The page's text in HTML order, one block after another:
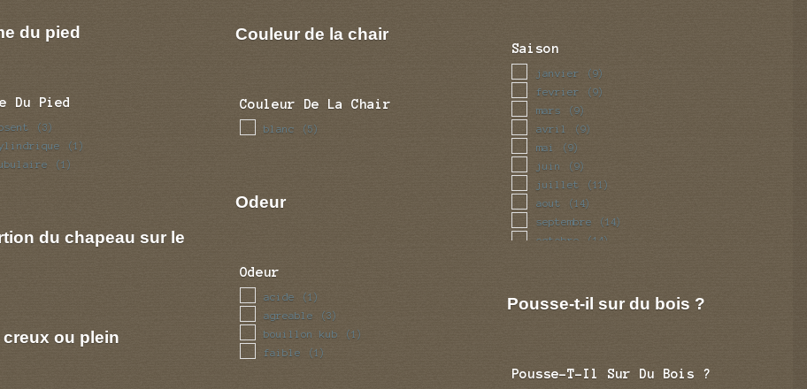
du pied
Du Pied
(3)
(1)
(1)
du chapeau sur le
creux ou plein
Couleur de la chair
Couleur De La Chair
blanc (5)
Odeur
Odeur
acide (1)
agreable (3)
bouillon kub (1)
faible (1)
Saison
janvier (9)
fevrier (9)
mars (9)
avril (9)
mai (9)
juin (9)
juillet (11)
aout (14)
septembre (14)
octobre (14)
Pousse-t-il sur du bois ?
Pousse-T-Il Sur Du Bois ?